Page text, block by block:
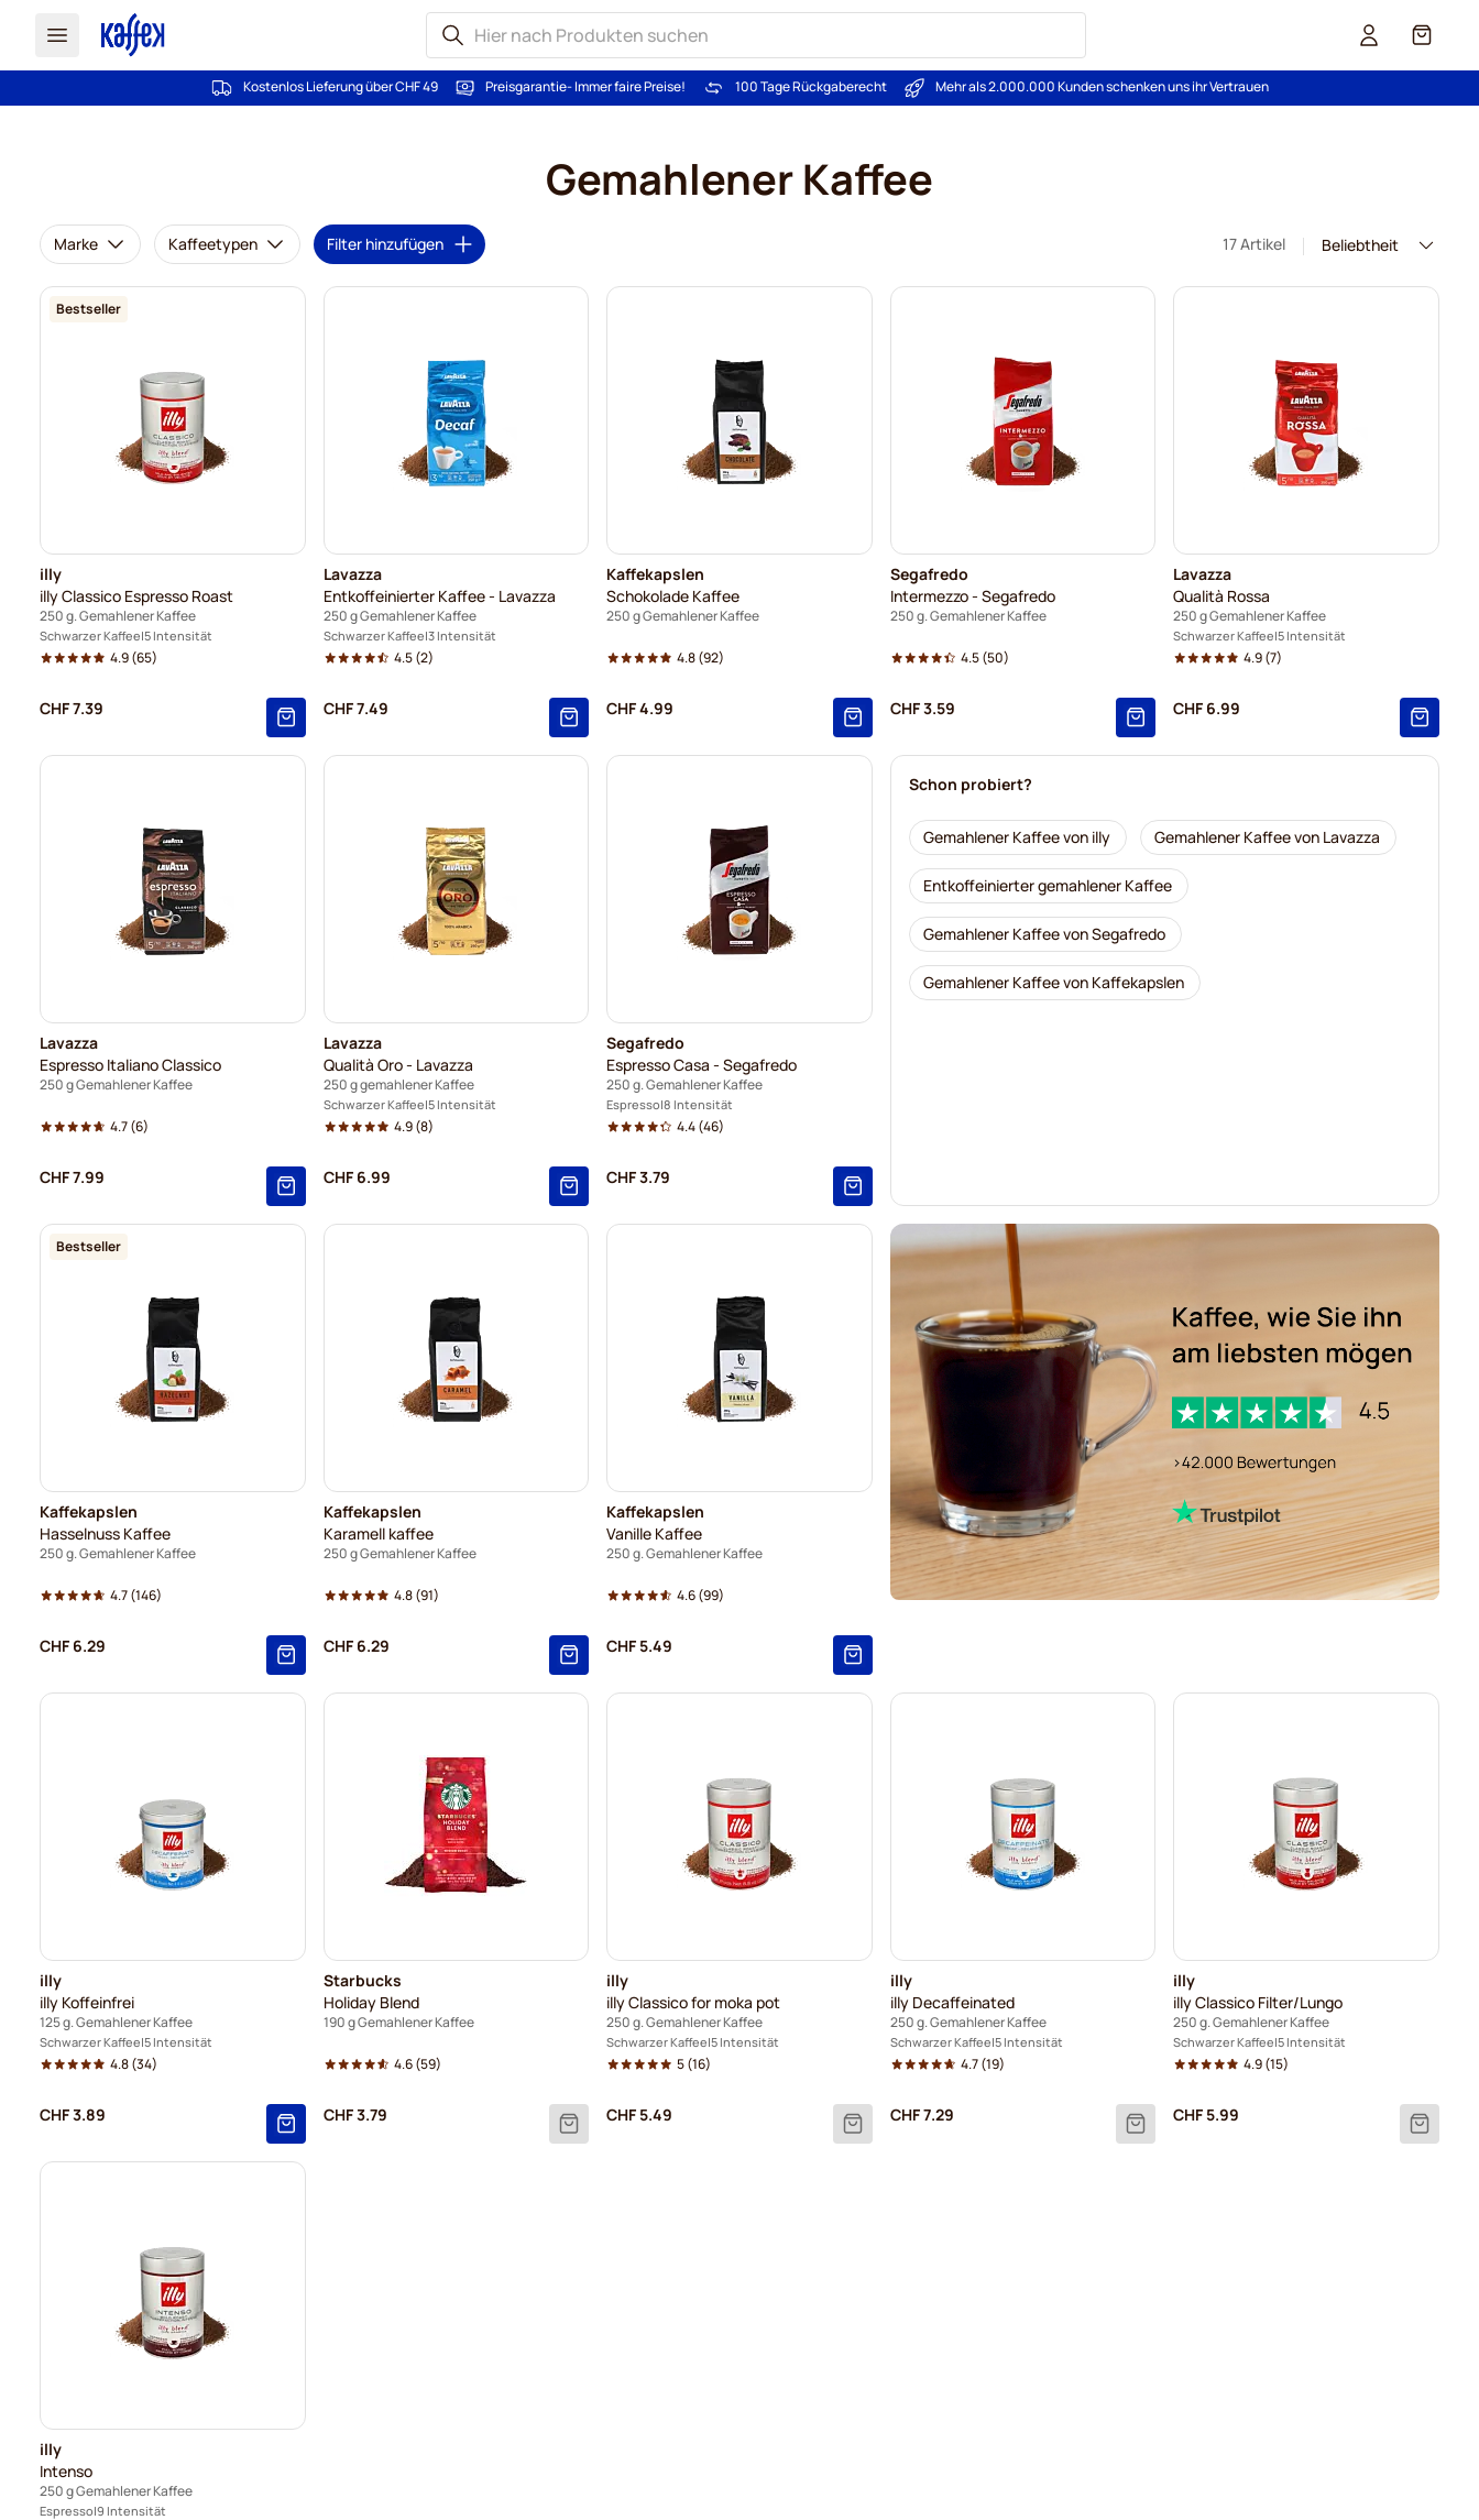
Cart
Kostenlos Lieferung über CHF 49 Preisgarantie- Immer faire Preise! 100 Tage Rückgaberecht Mehr als 2.000.000 Kunden schenken uns ihr Vertrauen
Gemahlener Kaffee
Marke Kaffeetypen Filter hinzufügen 17 Artikel
Bestseller
illy
illy Classico Espresso Roast
250 g. Gemahlener Kaffee
Schwarzer Kaffee 5 Intensität
4.9(65)
CHF 7.39
Lavazza
Entkoffeinierter Kaffee - Lavazza
250 g Gemahlener Kaffee
Schwarzer Kaffee 3 Intensität
4.5(2)
CHF 7.49
Kaffekapslen
Schokolade Kaffee
250 g Gemahlener Kaffee
4.8(92)
CHF 4.99
Segafredo
Intermezzo - Segafredo
250 g. Gemahlener Kaffee
4.5(50)
CHF 3.59
Lavazza
Qualità Rossa
250 g Gemahlener Kaffee
Schwarzer Kaffee 5 Intensität
4.9(7)
CHF 6.99
Lavazza
Espresso Italiano Classico
250 g Gemahlener Kaffee
4.7(6)
CHF 7.99
Lavazza
Qualità Oro - Lavazza
250 g gemahlener Kaffee
Schwarzer Kaffee 5 Intensität
4.9(8)
CHF 6.99
Segafredo
Espresso Casa - Segafredo
250 g. Gemahlener Kaffee
Espresso 8 Intensität
4.4(46)
CHF 3.79
Schon probiert?
Gemahlener Kaffee von illy Gemahlener Kaffee von Lavazza
Entkoffeinierter gemahlener Kaffee
Gemahlener Kaffee von Segafredo
Gemahlener Kaffee von Kaffekapslen
Bestseller
Kaffekapslen
Hasselnuss Kaffee
250 g. Gemahlener Kaffee
4.7(146)
CHF 6.29
Kaffekapslen
Karamell kaffee
250 g Gemahlener Kaffee
4.8(91)
CHF 6.29
Kaffekapslen
Vanille Kaffee
250 g. Gemahlener Kaffee
4.6(99)
CHF 5.49
illy
illy Koffeinfrei
125 g. Gemahlener Kaffee
Schwarzer Kaffee 5 Intensität
4.8(34)
CHF 3.89
Starbucks
Holiday Blend
190 g Gemahlener Kaffee
4.6(59)
CHF 3.79
illy
illy Classico for moka pot
250 g. Gemahlener Kaffee
Schwarzer Kaffee 5 Intensität
5(16)
CHF 5.49
illy
illy Decaffeinated
250 g. Gemahlener Kaffee
Schwarzer Kaffee 5 Intensität
4.7(19)
CHF 7.29
illy
illy Classico Filter/Lungo
250 g. Gemahlener Kaffee
Schwarzer Kaffee 5 Intensität
4.9(15)
CHF 5.99
illy
Intenso
250 g Gemahlener Kaffee
Espresso 9 Intensität